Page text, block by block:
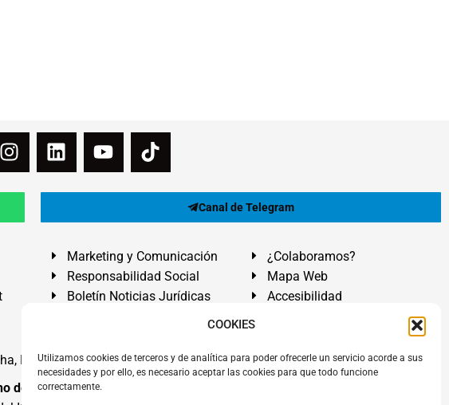
COOKIES
Utilizamos cookies de terceros y de analítica para poder ofrecerle un servicio acorde a sus
necesidades y por ello, es necesario aceptar las cookies para que todo funcione
correctamente.
Canal de Telegram
Marketing y Comunicación
Responsabilidad Social
Boletín Noticias Jurídicas
¿Colaboramos?
Mapa Web
Accesibilidad
El Médano, Granadilla de Abona, Santa Cruz de Tenerife. Islas Canarias.
de Abogados El Médano